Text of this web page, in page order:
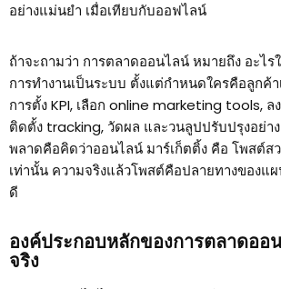
อย่างแม่นยำ เมื่อเทียบกับออฟไลน์
ถ้าจะถามว่า การตลาดออนไลน์ หมายถึง อะไ
การทำงานเป็นระบบ ตั้งแต่กำหนดใครคือลูกค้
การตั้ง KPI, เลือก online marketing tools, ล
ติดตั้ง tracking, วัดผล และวนลูปปรับปรุงอย่า
พลาดคือคิดว่าออนไลน์ มาร์เก็ตติ้ง คือ โพสต์ส
เท่านั้น ความจริงแล้วโพสต์คือปลายทางของแผ
ดี
องค์ประกอบหลักของการตลาดออ
จริง